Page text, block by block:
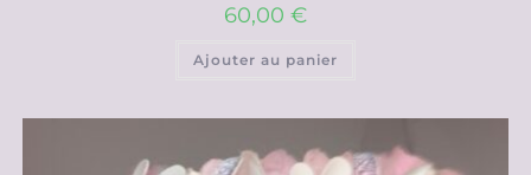
60,00 €
Ajouter au panier